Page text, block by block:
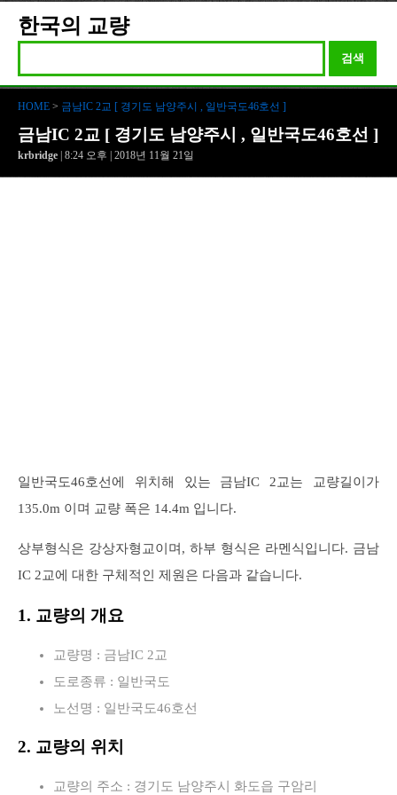
한국의 교량
검색
HOME > 금남IC 2교 [ 경기도 남양주시 , 일반국도46호선 ]
금남IC 2교 [ 경기도 남양주시 , 일반국도46호선 ]
krbridge | 8:24 오후 | 2018년 11월 21일
일반국도46호선에 위치해 있는 금남IC 2교는 교량길이가
135.0m 이며 교량 폭은 14.4m 입니다.
상부형식은 강상자형교이며, 하부 형식은 라멘식입니다. 금남
IC 2교에 대한 구체적인 제원은 다음과 같습니다.
1. 교량의 개요
교량명 : 금남IC 2교
도로종류 : 일반국도
노선명 : 일반국도46호선
2. 교량의 위치
교량의 주소 : 경기도 남양주시 화도읍 구암리